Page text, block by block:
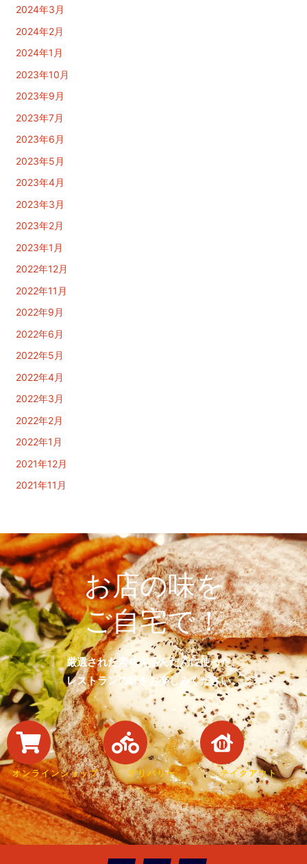
2024年3月
2024年2月
2024年1月
2023年10月
2023年9月
2023年7月
2023年6月
2023年5月
2023年4月
2023年3月
2023年2月
2023年1月
2022年12月
2022年11月
2022年9月
2022年6月
2022年5月
2022年4月
2022年3月
2022年2月
2022年1月
2021年12月
2021年11月
お店の味を
ご自宅で！
厳選された素材をふんだんに使った、
レストランの味をお楽しみください。
オンラインショップ デリバリー テイクアウト